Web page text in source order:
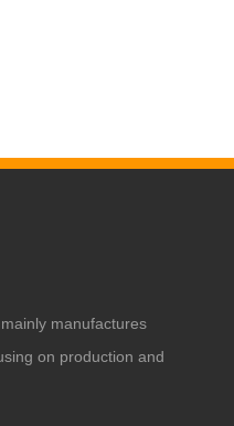
manufactures
on production and